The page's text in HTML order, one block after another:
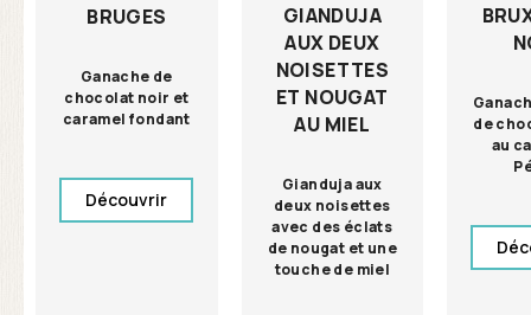
BRUGES
Ganache de
chocolat noir et
caramel fondant
Découvrir
GIANDUJA
AUX DEUX
NOISETTES
ET NOUGAT
AU MIEL
Gianduja aux
deux noisettes
avec des éclats
de nougat et une
touche de miel
de
au